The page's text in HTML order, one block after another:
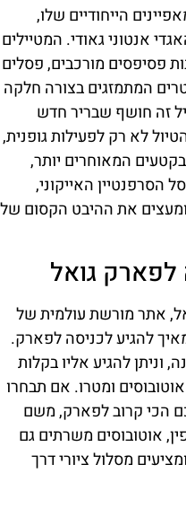
הייחודיים שלו,
אנטוני גאודי. המטיילים
פסיפסים מורכבים, פסלים
המתמזגים בצורה חלקה
זה חושף שבריר חדש
לא רק לפעילות גופנית,
המאוחרים יותר,
הסרפנטיין האייקוני,
את ההיבט הקסום של
לפארק גואל
אתר מורשת עולמית של
להגיע לכניסה לפארק.
וניתן להגיע אליו בקלות
ומטרו. אם תבחרו
אתכם הכי קרוב לפארק, משם
אוטובוסים משרתים גם
מסלול ציורי דרך